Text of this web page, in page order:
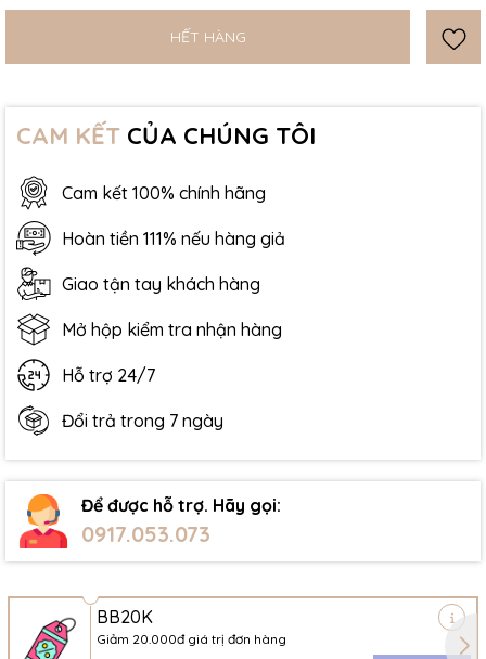
HẾT HÀNG
CAM KẾT CỦA CHÚNG TÔI
Cam kết 100% chính hãng
Hoàn tiền 111% nếu hàng giả
Giao tận tay khách hàng
Mở hộp kiểm tra nhận hàng
Hỗ trợ 24/7
Đổi trả trong 7 ngày
Để được hỗ trợ. Hãy gọi:
0917.053.073
BB20K
Giảm 20.000đ giá trị đơn hàng